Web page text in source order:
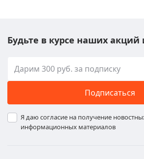
Будьте в курсе наших акций
Подписаться
Я даю согласие на получение
информационных материалов